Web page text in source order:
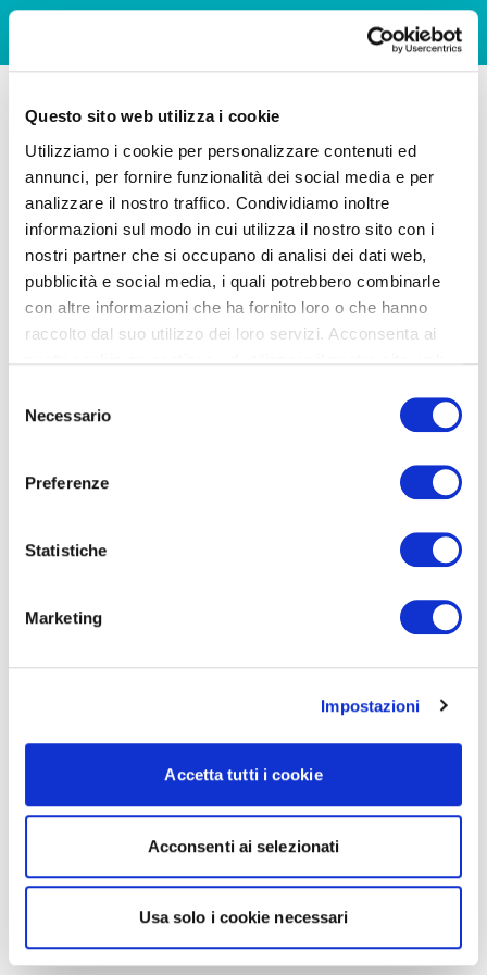
Questo sito web utilizza i cookie
Utilizziamo i cookie per personalizzare contenuti ed
annunci, per fornire funzionalità dei social media e per
analizzare il nostro traffico. Condividiamo inoltre
informazioni sul modo in cui utilizza il nostro sito con i
nostri partner che si occupano di analisi dei dati web,
pubblicità e social media, i quali potrebbero combinarle
con altre informazioni che ha fornito loro o che hanno
raccolto dal suo utilizzo dei loro servizi. Acconsenta ai
delNecessario
Preferenze
Statistiche
Marketing
Impostazioni
Accetta tutti i cookie
Acconsenti ai selezionati
Usa solo i cookie necessari